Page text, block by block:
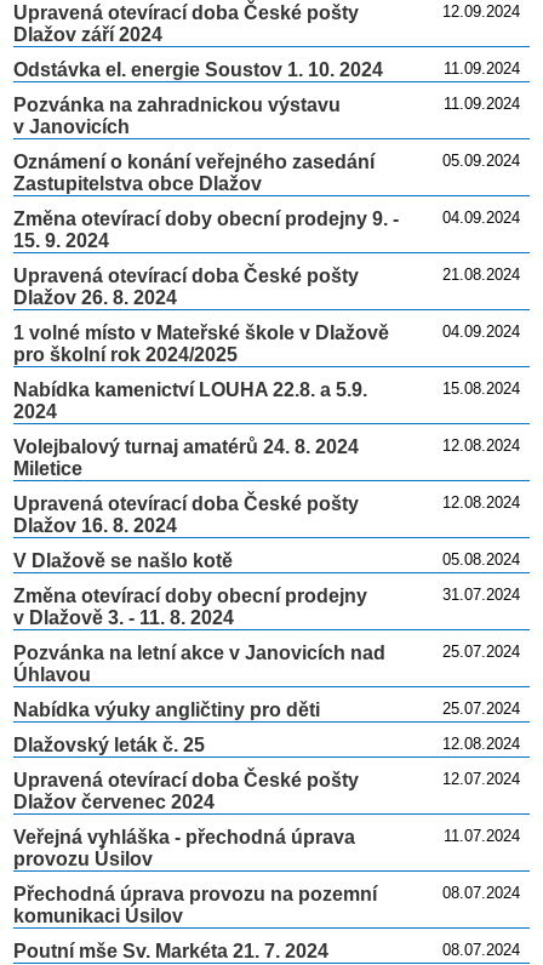
12.09.2024
Upravená otevírací doba České pošty
Dlažov září 2024
11.09.2024
Odstávka el. energie Soustov 1. 10. 2024
11.09.2024
Pozvánka na zahradnickou výstavu
v Janovicích
05.09.2024
Oznámení o konání veřejného zasedání
Zastupitelstva obce Dlažov
04.09.2024
Změna otevírací doby obecní prodejny 9. -
15. 9. 2024
21.08.2024
Upravená otevírací doba České pošty
Dlažov 26. 8. 2024
04.09.2024
1 volné místo v Mateřské škole v Dlažově
pro školní rok 2024/2025
15.08.2024
Nabídka kamenictví LOUHA 22.8. a 5.9.
2024
12.08.2024
Volejbalový turnaj amatérů 24. 8. 2024
Miletice
12.08.2024
Upravená otevírací doba České pošty
Dlažov 16. 8. 2024
05.08.2024
V Dlažově se našlo kotě
31.07.2024
Změna otevírací doby obecní prodejny
v Dlažově 3. - 11. 8. 2024
25.07.2024
Pozvánka na letní akce v Janovicích nad
Úhlavou
25.07.2024
Nabídka výuky angličtiny pro děti
12.08.2024
Dlažovský leták č. 25
12.07.2024
Upravená otevírací doba České pošty
Dlažov červenec 2024
11.07.2024
Veřejná vyhláška - přechodná úprava
provozu Úsilov
08.07.2024
Přechodná úprava provozu na pozemní
komunikaci Úsilov
08.07.2024
Poutní mše Sv. Markéta 21. 7. 2024